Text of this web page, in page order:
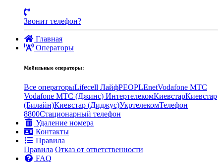
Звонит телефон?
Главная
Операторы
Мобильные операторы:
Все операторыLifecell ЛайфPEOPLEnetVodafone MTC
Vodafone МТС (Джинс) ИнтертелекомКиевстарКиевстар
(Билайн)Киевстар (Диджус)УкртелекомТелефон
8800Стационарный телефон
Удаление номера
Контакты
Правила
Правила Отказ от ответственности
FAQ